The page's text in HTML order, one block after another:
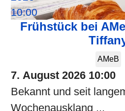
10:00
Frühstück bei
AMeB
7. August 2026 10:00
Bekannt und seit
Wochenausklang ...